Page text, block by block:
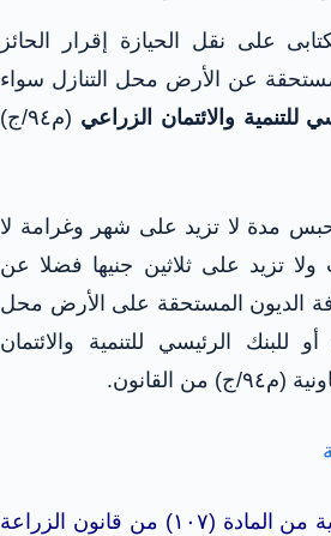
على نقل الحيازة إقرار الحائز
عن الأرض محل التنازل سواء
للتنمية والائتمان الزراعي
(م٩٤/ج)
مدة لا تزيد على شهر وغرامة لا
تزيد على ثلاثين جنيها فضلا عن
الديون المستحقة على الأرض محل
للبنك الرئيسي للتنمية والائتمان
القانون.
: نصت الفقرة الثانية من المادة (۱۰۷) من قانون الزراعة